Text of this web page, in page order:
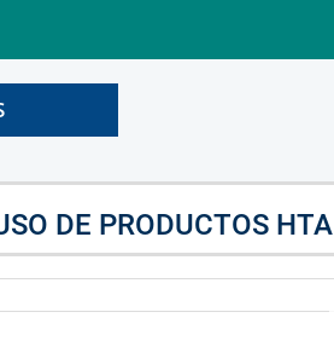
DE PRODUCTOS HTA